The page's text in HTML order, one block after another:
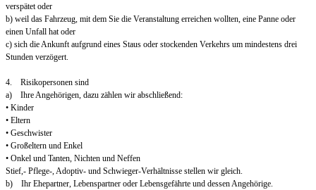
verspätet oder
b) weil das Fahrzeug, mit dem Sie die Veranstaltung erreichen wollten, eine Panne oder
einen Unfall hat oder
c) sich die Ankunft aufgrund eines Staus oder stockenden Verkehrs um mindestens drei
Stunden verzögert.
4. Risikopersonen sind
a) Ihre Angehörigen, dazu zählen wir abschließend:
• Kinder
• Eltern
• Geschwister
• Großeltern und Enkel
• Onkel und Tanten, Nichten und Neffen
Stief,- Pflege-, Adoptiv- und Schwieger-Verhältnisse stellen wir gleich.
b) Ihr Ehepartner, Lebenspartner oder Lebensgefährte und dessen Angehörige.